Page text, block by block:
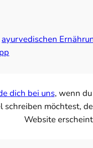
ayurvedischen
dich bei uns, wenn
schreiben möchtest,
Website